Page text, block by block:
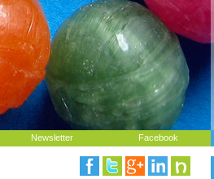
Newsletter Facebook